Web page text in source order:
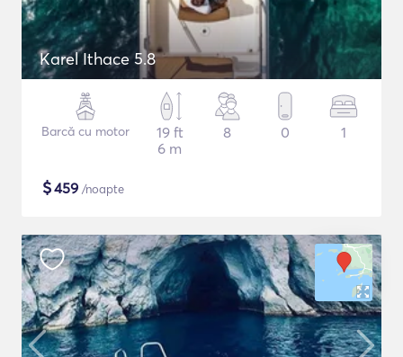
Karel Ithace 5.8
Barcă cu motor
19 ft
6 m
8 0 1
$459 /noapte